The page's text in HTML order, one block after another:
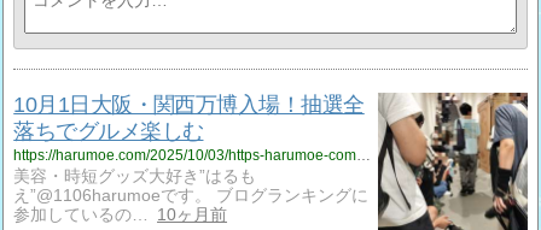
10月1日大阪・関西万博入場！抽選全
落ちでグルメ楽しむ
https://harumoe.com/2025/10/03/https-harumoe-com-2025-10-01-osakaexpo3rd/
美容・時短グッズ大好き”はるも
え”@1106harumoeです。 ブログランキングに
参加しているの…
10ヶ月前